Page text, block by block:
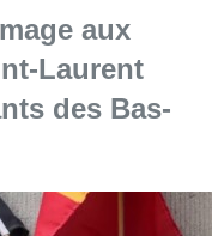
aux
Laurent
des Bas-